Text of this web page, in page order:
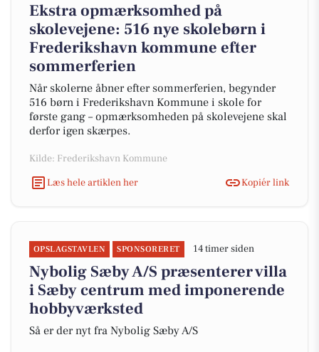
Ekstra opmærksomhed på
skolevejene: 516 nye skolebørn i
Frederikshavn kommune efter
sommerferien
Når skolerne åbner efter sommerferien, begynder
516 børn i Frederikshavn Kommune i skole for
første gang – opmærksomheden på skolevejene skal
derfor igen skærpes.
Kilde: Frederikshavn Kommune
Læs hele artiklen her
Kopiér link
OPSLAGSTAVLEN SPONSORERET 14 timer siden
Nybolig Sæby A/S præsenterer villa
i Sæby centrum med imponerende
hobbyværksted
Så er der nyt fra Nybolig Sæby A/S